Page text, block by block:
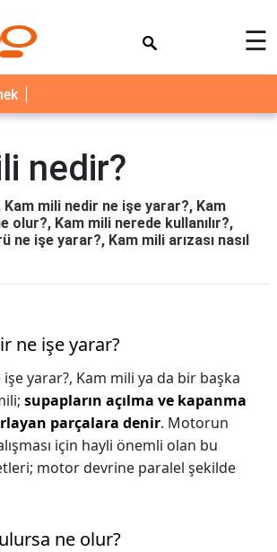
☰
nedir?
Kam mili nedir ne işe yarar?, Kam
olur?, Kam mili nerede kullanılır?,
ne işe yarar?, Kam mili arızası nasıl
ne işe yarar?
yarar?, Kam mili ya da bir başka
supapların açılma ve kapanma
parçalara denir. Motorun
için hayli önemli olan bu
motor devrine paralel şekilde
ne olur?